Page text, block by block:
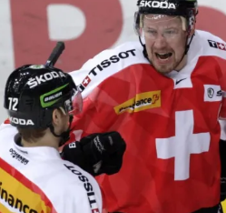
Curling
Dostihy
Florbal
Futsal
Golf